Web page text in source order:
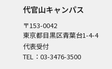
代官山キャンパス
〒153-0042
東京都目黒区青葉台1-4-4
代表受付
TEL：03-3476-3500